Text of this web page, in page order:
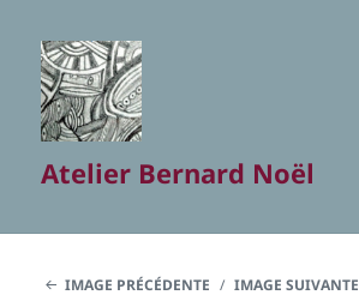
Atelier Bernard Noël
IMAGE PRÉCÉDENTE IMAGE SUIVANTE